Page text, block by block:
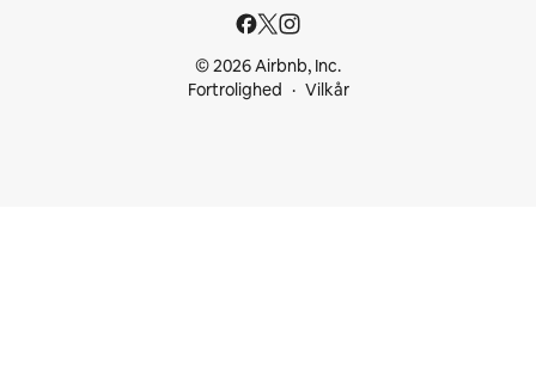
© 2026 Airbnb, Inc.
Fortrolighed
Vilkår